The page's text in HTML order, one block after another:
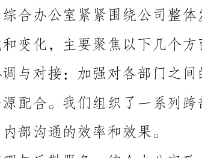
点改进了内部行政流程，加强了对外部合作伙伴的管理，并提供
信息共享和资源配合。我们组织了一系列跨部门的沟通会议和座
2.行政管理与后勤服务：综合办公室致力于提供高效的行政
和后勤支持，确保公司内外部的各项工作能够顺利进行。我们重